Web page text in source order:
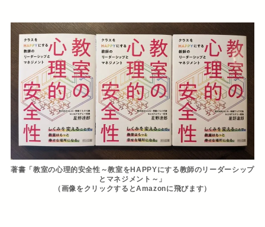
著書「教室の心理的安全性～教室をHAPPYにする教師のリーダーシップ
とマネジメント～」
（​画像をクリックするとAmazonに飛びます）